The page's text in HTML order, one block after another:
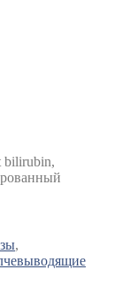
bilirubin,
,